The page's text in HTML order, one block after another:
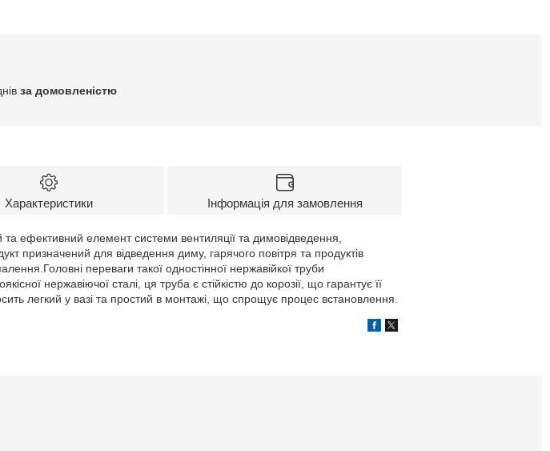
за домовленістю
Характеристики Інформація для замовлення
ефективний елемент системи вентиляції та димовідведення,
призначений для відведення диму, гарячого повітря та продуктів
переваги такої одностінної нержавійкої труби
нержавіючої сталі, ця труба є стійкістю до корозії, що гарантує її
легкий у вазі та простий в монтажі, що спрощує процес встановлення.